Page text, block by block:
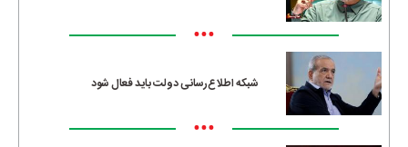
•••
شبکه اطلاع‌رسانی دولت باید فعال شود
•••